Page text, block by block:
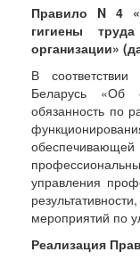
Правило N 4
гигиены
организации»
В
Беларусь «Об
обязанность по
управления
мероприятий по
Реализация